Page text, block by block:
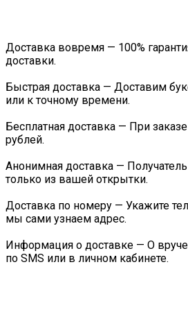
Доставка вовремя — 100%
доставки.
Быстрая доставка — Доставим
или к точному времени.
Бесплатная доставка — При
рублей.
Анонимная доставка —
только из вашей открытки.
Доставка по номеру — Укажите
мы сами узнаем адрес.
Информация о доставке — О
по SMS или в личном кабинете.